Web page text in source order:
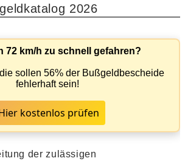
2026
72 km/h zu schnell gefahren?
sollen 56% der Bußgeldbescheide
fehlerhaft sein!
kostenlos prüfen
der zulässigen